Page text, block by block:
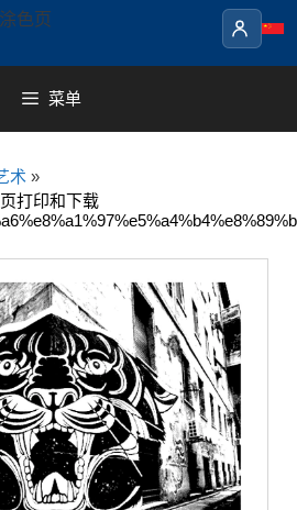
菜单
术 »
打印和下载